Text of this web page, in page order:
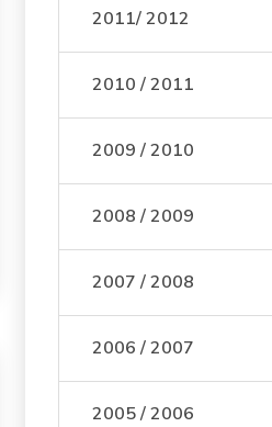
2011/ 2012
2010 / 2011
2009 / 2010
2008 / 2009
2007 / 2008
2006 / 2007
2005 / 2006